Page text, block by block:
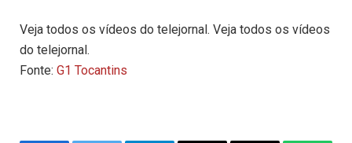
Veja todos os vídeos do telejornal. Veja todos os vídeos
do telejornal.
Fonte: G1 Tocantins